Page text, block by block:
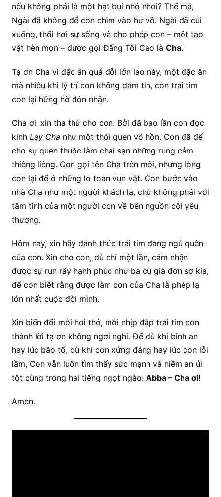
nếu không phải là một hạt bụi nhỏ nhoi? Thế mà,
Ngài đã không để con chìm vào hư vô. Ngài đã cúi
xuống, thổi hơi sự sống và cho phép con – một tạo
vật hèn mọn – được gọi Đấng Tối Cao là Cha.
Tạ ơn Cha vì đặc ân quá đỗi lớn lao này, một đặc ân
mà nhiều khi lý trí con không dám tin, còn trái tim
con lại hững hờ đón nhận.
Cha ơi, xin tha thứ cho con. Bởi đã bao lần con đọc
kinh Lạy Cha như một thói quen vô hồn. Con đã để
cho sự quen thuộc làm chai sạn những rung cảm
thiêng liêng. Con gọi tên Cha trên môi, nhưng lòng
con lại để ở những lo toan vụn vặt. Con bước vào
nhà Cha như một người khách lạ, chứ không phải với
tâm tình của một người con về bên nguồn cội yêu
thương.
Hôm nay, xin hãy đánh thức trái tim đang ngủ quên
của con. Xin cho con, dù chỉ một lần, cảm nhận
được sự run rẩy hạnh phúc như bà cụ già đơn sơ kia,
để con biết rằng được làm con của Cha là phép lạ
lớn nhất cuộc đời mình.
Xin biến đổi mỗi hơi thở, mỗi nhịp đập trái tim con
thành lời tạ ơn không ngơi nghỉ. Để dù khi bình an
hay lúc bão tố, dù khi con xứng đáng hay lúc con lỗi
lầm, Con vẫn luôn tìm thấy sức mạnh và niềm an ủi
tột cùng trong hai tiếng ngọt ngào: Abba – Cha ơi!
Amen.